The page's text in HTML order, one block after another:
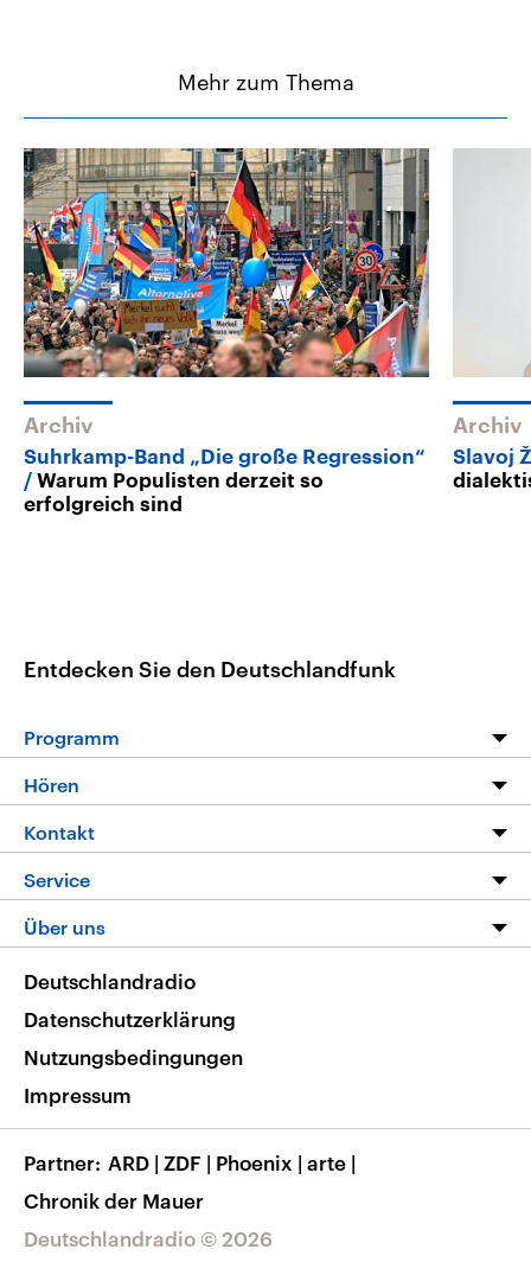
Mehr zum Thema
Archiv
Suhrkamp-Band „Die große Regression“
Warum Populisten derzeit so
erfolgreich sind
Archiv
Slavoj
Entdecken Sie den Deutschlandfunk
Programm
Programm
Die Nachrichten
Nachrichtenleicht
Neue Beiträge auf dlf.de
Hören
Livestream
Podcasts
Deutschlandfunk App
Nachrichten App
Frequenzen
Kontakt
Hörerservice
Service
FAQ
Veranstaltungen
Musikliste
RSS
Über uns
Barrierefreiheit
Deutschlandradio © 2026
Deutschlandradio
Datenschutzerklärung
Nutzungsbedingungen
Impressum
Partner ARD | ZDF | Phoenix | arte |
Chronik der Mauer